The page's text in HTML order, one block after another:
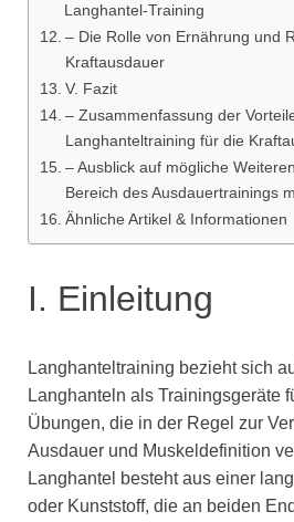
Langhantel-Training
– Die Rolle von Ernährung und
Kraftausdauer
V. Fazit
– Zusammenfassung der
Langhanteltraining für die
– Ausblick auf mögliche
Bereich des Ausdauertrainings
Ähnliche Artikel & Informationen
I. Einleitung
Langhanteltraining bezieht sich
Langhanteln als Trainingsgeräte
Übungen, die in der Regel zur
Ausdauer und Muskeldefinition
Langhantel besteht aus einer
oder Kunststoff, die an beiden